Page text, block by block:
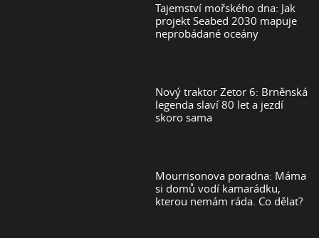
Tajemství mořského dna: Jak
projekt Seabed 2030 mapuje
neprobádané oceány
Nový traktor Zetor 6: Brněnská
legenda slaví 80 let a jezdí
skoro sama
Mourrisonova poradna: Máma
si domů vodí kamarádku,
kterou nemám ráda. Co dělat?